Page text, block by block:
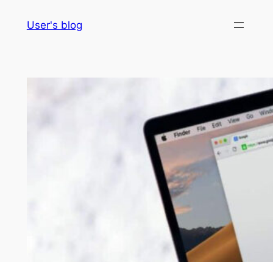
User's blog